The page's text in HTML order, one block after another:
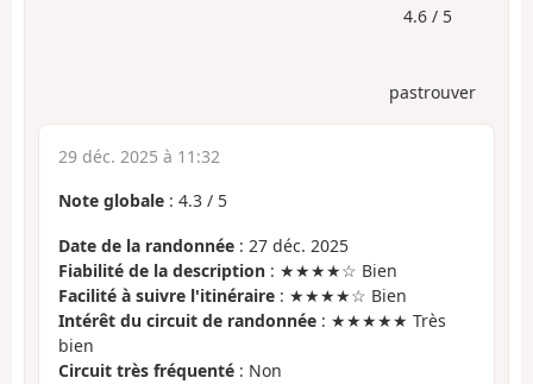
4.6 / 5
pastrouver
29 déc. 2025 à 11:32
Note globale : 4.3 / 5
Date de la randonnée : 27 déc. 2025
Fiabilité de la description : ★★★★☆ Bien
Facilité à suivre l'itinéraire : ★★★★☆ Bien
Intérêt du circuit de randonnée : ★★★★★ Très
bien
Circuit très fréquenté : Non